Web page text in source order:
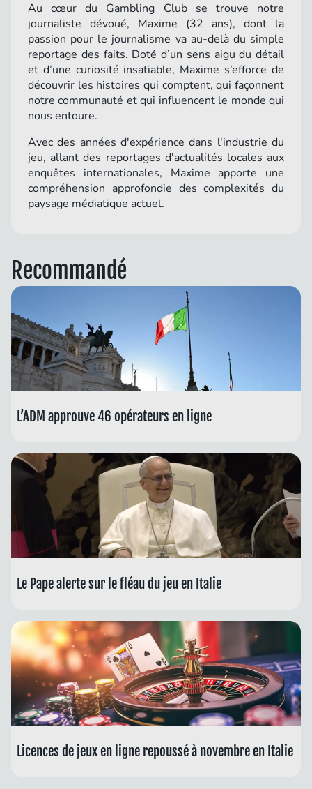
Au cœur du Gambling Club se trouve notre
journaliste dévoué, Maxime (32 ans), dont la
passion pour le journalisme va au-delà du simple
reportage des faits. Doté d’un sens aigu du détail
et d’une curiosité insatiable, Maxime s’efforce de
découvrir les histoires qui comptent, qui façonnent
notre communauté et qui influencent le monde qui
nous entoure.
Avec des années d'expérience dans l'industrie du
jeu, allant des reportages d'actualités locales aux
enquêtes internationales, Maxime apporte une
compréhension approfondie des complexités du
paysage médiatique actuel.
Recommandé
L’ADM approuve 46 opérateurs en ligne
Le Pape alerte sur le fléau du jeu en Italie
Licences de jeux en ligne repoussé à novembre en Italie